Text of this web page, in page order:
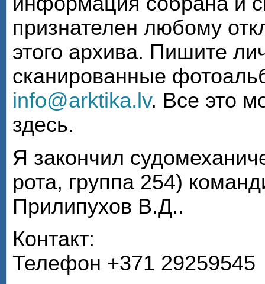
признателен любому
этого архива. Пишите
сканированные
info@arktika.lv. Все это
здесь.
Я закончил
рота, группа 254)
Прилипухов В.Д..
Контакт:
Телефон +371 29259545